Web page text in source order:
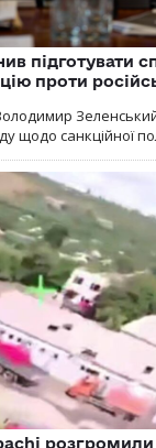
підготувати
проти
щодо санкційної
розгромили